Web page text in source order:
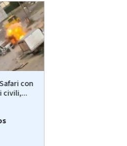
con
civili,...